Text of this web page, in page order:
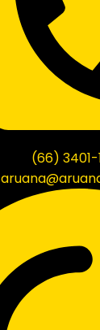
(66) 3401-